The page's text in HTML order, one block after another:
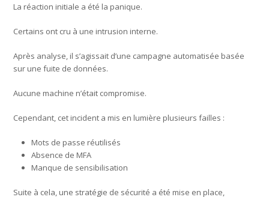
La réaction initiale a été la panique.
Certains ont cru à une intrusion interne.
Après analyse, il s’agissait d’une campagne automatisée basée
sur une fuite de données.
Aucune machine n’était compromise.
Cependant, cet incident a mis en lumière plusieurs failles :
Mots de passe réutilisés
Absence de MFA
Manque de sensibilisation
Suite à cela, une stratégie de sécurité a été mise en place,